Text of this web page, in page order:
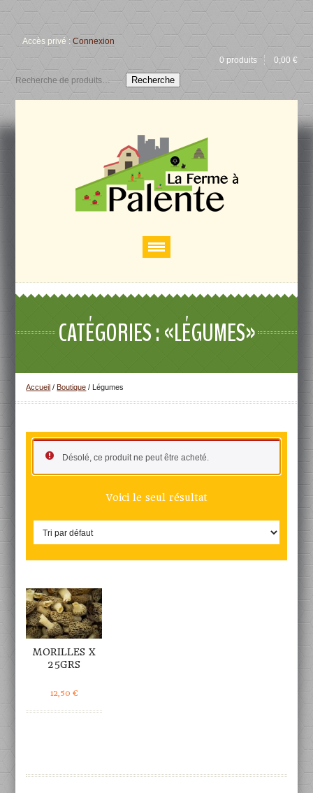
Accès privé :Connexion
0 produits
0,00 €
Recherche
CATÉGORIES : «LÉGUMES»
Accueil / Boutique / Légumes
Désolé, ce produit ne peut être acheté.
Voici le seul résultat
MORILLES X
25GRS
12,50 €